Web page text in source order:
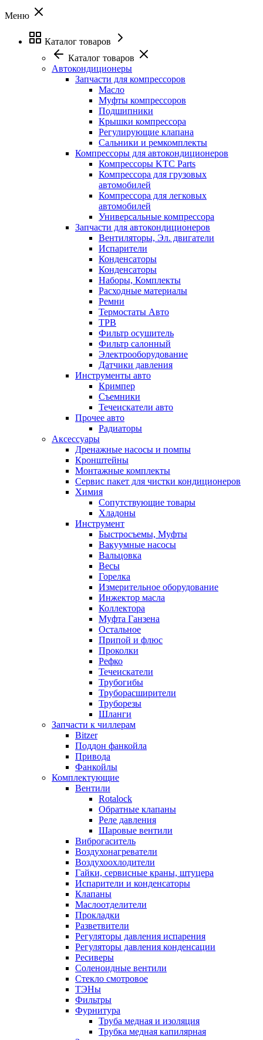
Меню
Каталог товаров
Каталог товаров
Автокондиционеры
Запчасти для компрессоров
Масло
Муфты компрессоров
Подшипники
Крышки компрессора
Регулирующие клапана
Сальники и ремкомплекты
Компрессоры для автокондиционеров
Компрессоры KTC Parts
Компрессора для грузовых
автомобилей
Компрессора для легковых
автомобилей
Универсальные компрессора
Запчасти для автокондиционеров
Вентиляторы, Эл. двигатели
Испарители
Конденсаторы
Конденсаторы
Наборы, Комплекты
Расходные материалы
Ремни
Термостаты Авто
ТРВ
Фильтр осушитель
Фильтр салонный
Электрооборудование
Датчики давления
Инструменты авто
Кримпер
Съемники
Течеискатели авто
Прочее авто
Радиаторы
Аксессуары
Дренажные насосы и помпы
Кронштейны
Монтажные комплекты
Сервис пакет для чистки кондиционеров
Химия
Сопутствующие товары
Хладоны
Инструмент
Быстросъемы, Муфты
Вакуумные насосы
Вальцовка
Весы
Горелка
Измерительное оборудование
Инжектор масла
Коллектора
Муфта Ганзена
Остальное
Припой и флюс
Проколки
Рефко
Течеискатели
Трубогибы
Труборасширители
Труборезы
Шланги
Запчасти к чиллерам
Bitzer
Поддон фанкойла
Привода
Фанкойлы
Комплектующие
Вентили
Rotalock
Обратные клапаны
Реле давления
Шаровые вентили
Виброгаситель
Воздухонагреватели
Воздухоохлодители
Гайки, сервисные краны, штуцера
Испарители и конденсаторы
Клапаны
Маслоотделители
Прокладки
Разветвители
Регуляторы давления испарения
Регуляторы давления конденсации
Ресиверы
Соленоидные вентили
Стекло смотровое
ТЭНы
Фильтры
Фурнитура
Труба медная и изоляция
Трубка медная капилярная